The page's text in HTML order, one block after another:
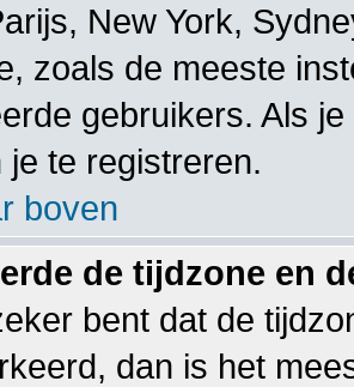
New York,
zoals de meeste
gebruikers. Als
je te registreren.
boven
de tijdzone en
bent dat de
dan is het